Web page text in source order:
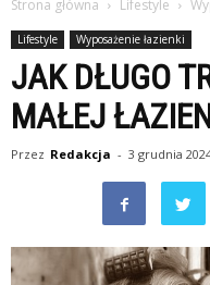
Strona główna Lifestyle
Lifestyle Wyposażenie łazienki
JAK DŁUGO
MAŁEJ
Przez Redakcja - 3 grudnia